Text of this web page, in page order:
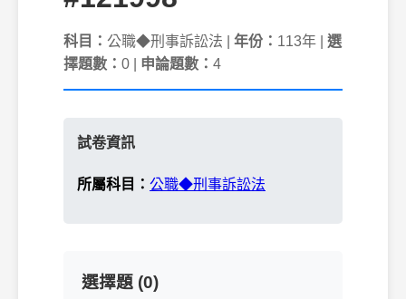
科目： 公職◆刑事訴訟法 | 年份： 113年 | 選
擇題數： 0 | 申論題數： 4
試卷資訊
所屬科目： 公職◆刑事訴訟法
選擇題 (0)